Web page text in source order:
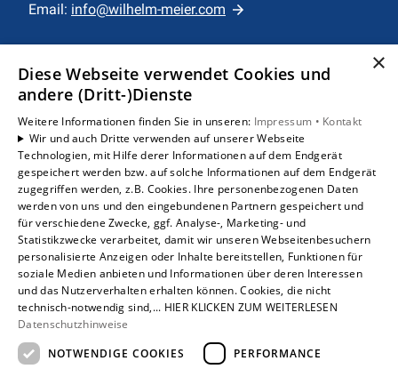
Email: info@wilhelm-meier.com
AGB
·Datenschutz ·Impressum
·
Barrierefreiheitserklärung
Leistungen
Privatkunden
Karriere
Unternehmen
Standorte
Löhne
×
Diese Webseite verwendet Cookies und
andere (Dritt-)Dienste
Weitere Informationen finden Sie in unseren: Impressum • Kontakt
Wir und auch Dritte verwenden auf unserer Webseite
Technologien, mit Hilfe derer Informationen auf dem Endgerät
gespeichert werden bzw. auf solche Informationen auf dem Endgerät
zugegriffen werden, z.B. Cookies. Ihre personenbezogenen Daten
werden von uns und den eingebundenen Partnern gespeichert und
für verschiedene Zwecke, ggf. Analyse-, Marketing- und
Statistikzwecke verarbeitet, damit wir unseren Webseitenbesuchern
personalisierte Anzeigen oder Inhalte bereitstellen, Funktionen für
soziale Medien anbieten und Informationen über deren Interessen
und das Nutzerverhalten erhalten können. Cookies, die nicht
technisch-notwendig sind,... HIER KLICKEN ZUM WEITERLESEN
Datenschutzhinweise
NOTWENDIGE COOKIES
PERFORMANCE